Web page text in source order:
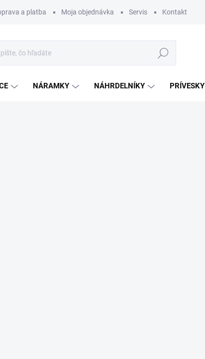
a platba Moja objednávka Servis Kontakt
Hľadať
NÁRAMKY NÁHRDELNÍKY PRÍVESKY